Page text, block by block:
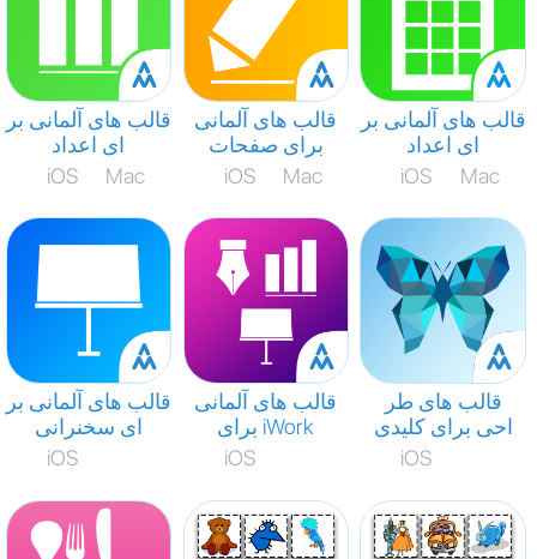
قالب های آلمانی بر
ای اعداد
iOS
Mac
قالب های آلمانی
برای صفحات
iOS
Mac
قالب های آلمانی بر
ای اعداد
iOS
Mac
قالب های آلمانی بر
ای سخنرانی
iOS
قالب های آلمانی
برای iWork
iOS
قالب های طر
احی برای کلیدی
iOS